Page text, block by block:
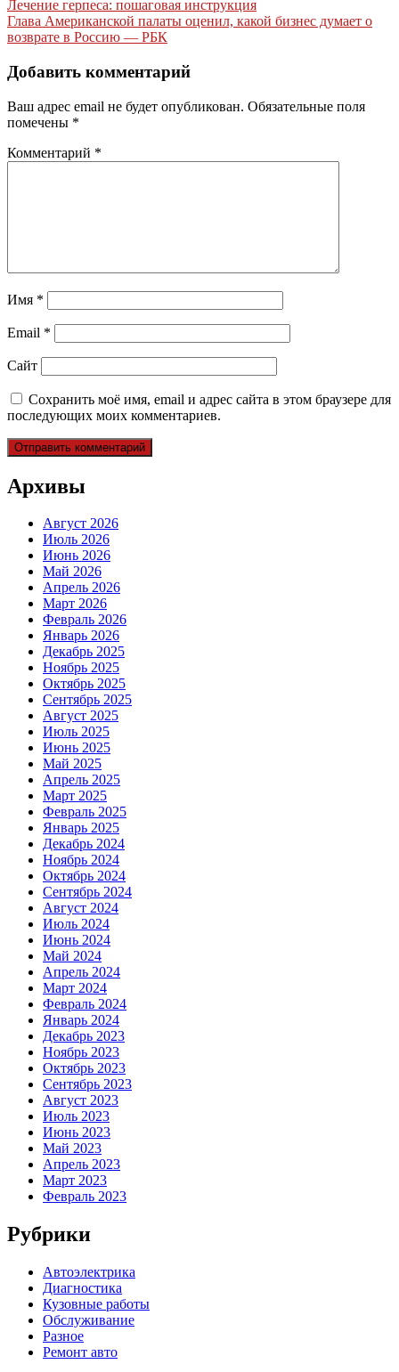
Навигация
по
Лечение герпеса: пошаговая инструкция
Глава Американской палаты оценил, какой бизнес думает о
возврате в Россию — РБК
Добавить комментарий
Ваш адрес email не будет опубликован. Обязательные поля
помечены *
Комментарий *
Имя *
Email *
Сайт
Сохранить моё имя, email и адрес сайта в этом браузере для
последующих моих комментариев.
Архивы
Август 2026
Июль 2026
Июнь 2026
Май 2026
Апрель 2026
Март 2026
Февраль 2026
Январь 2026
Декабрь 2025
Ноябрь 2025
Октябрь 2025
Сентябрь 2025
Август 2025
Июль 2025
Июнь 2025
Май 2025
Апрель 2025
Март 2025
Февраль 2025
Январь 2025
Декабрь 2024
Ноябрь 2024
Октябрь 2024
Сентябрь 2024
Август 2024
Июль 2024
Июнь 2024
Май 2024
Апрель 2024
Март 2024
Февраль 2024
Январь 2024
Декабрь 2023
Ноябрь 2023
Октябрь 2023
Сентябрь 2023
Август 2023
Июль 2023
Июнь 2023
Май 2023
Апрель 2023
Март 2023
Февраль 2023
Рубрики
Автоэлектрика
Диагностика
Кузовные работы
Обслуживание
Разное
Ремонт авто